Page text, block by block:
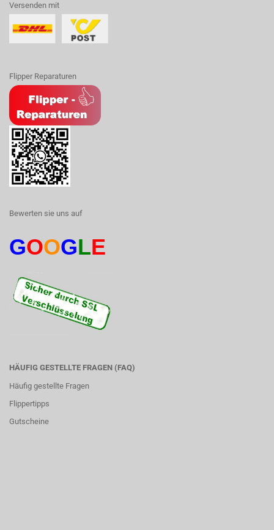
Versenden mit
Flipper Reparaturen
Bewerten sie uns auf
GOOGLE
HÄUFIG GESTELLTE FRAGEN (FAQ)
Häufig gestellte Fragen
Flippertipps
Gutscheine